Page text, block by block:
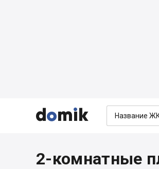



2-комнатные